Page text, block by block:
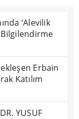
‘Alevilik
Bilgilendirme
Erbain
Katılım
YUSUF